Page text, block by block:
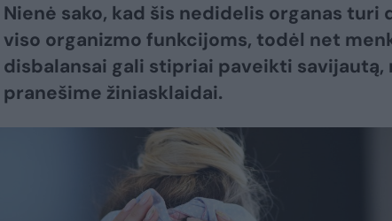
Nienė sako, kad šis nedidelis organas turi
viso organizmo funkcijoms, todėl net
disbalansai gali stipriai paveikti savijautą,
pranešime žiniasklaidai.